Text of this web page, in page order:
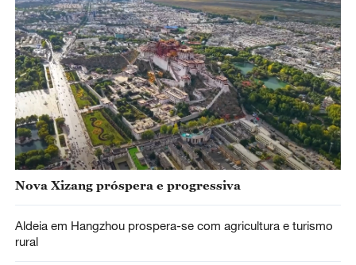
Nova Xizang próspera e progressiva
Aldeia em Hangzhou prospera-se com agricultura e turismo
rural